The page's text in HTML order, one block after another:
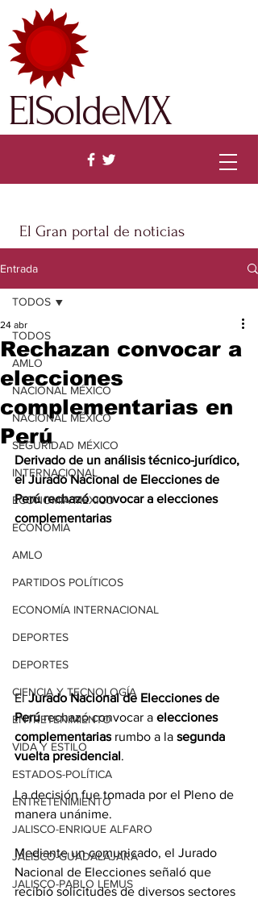
El Gran portal de noticias
ElSoldeMX
Entrada
TODOS
AMLO
NACIONAL MÉXICO
NACIONAL MÉXICO
SEGURIDAD MÉXICO
INTERNACIONAL
ECONOMÍA MÉXICO
ECONOMÍA
AMLO
PARTIDOS POLÍTICOS
ECONOMÍA INTERNACIONAL
DEPORTES
DEPORTES
CIENCIA Y TECNOLOGÍA
ENTRETENIMIENTO
VIDA Y ESTILO
ESTADOS-POLÍTICA
ENTRETENIMIENTO
JALISCO-ENRIQUE ALFARO
JALISCO-GUADALAJARA
JALISCO-PABLO LEMUS
TODOS
Rechazan convocar a
elecciones
complementarias en
Perú
24 abr
Derivado de un análisis técnico-jurídico,
el Jurado Nacional de Elecciones de
Perú rechazó convocar a elecciones
complementarias
El Jurado Nacional de Elecciones de
Perú rechazó convocar a elecciones
complementarias rumbo a la segunda
vuelta presidencial.
La decisión fue tomada por el Pleno de
manera unánime.
Mediante un comunicado, el Jurado
Nacional de Elecciones señaló que
recibió solicitudes de diversos sectores